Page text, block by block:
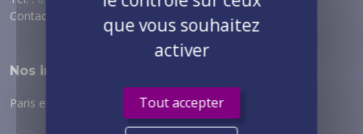
Contact :
Nos implantations
Paris et régions : voir nos implantations
que vous souhaitez
activer
Tout accepter